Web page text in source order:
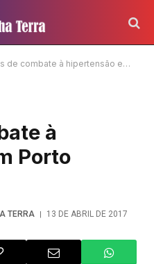
combate à hipertensão em Porto Seguro
à
Porto
TERRA 13 DE ABRIL DE 2017